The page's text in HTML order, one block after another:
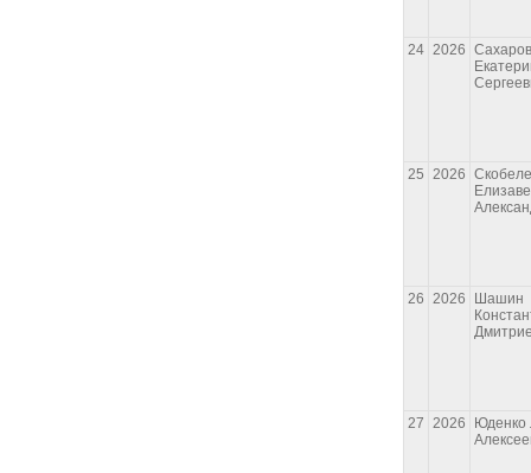
24 2026
25 2026
26 2026
Шашин
27 2026
Юденко